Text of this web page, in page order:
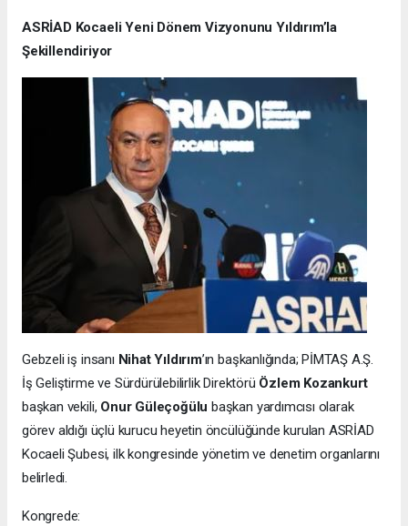
ASRİAD Kocaeli Yeni Dönem Vizyonunu Yıldırım’la
Şekillendiriyor
Gebzeli iş insanı Nihat Yıldırım’ın başkanlığında; PİMTAŞ A.Ş.
İş Geliştirme ve Sürdürülebilirlik Direktörü Özlem Kozankurt
başkan vekili, Onur Güleçoğülu başkan yardımcısı olarak
görev aldığı üçlü kurucu heyetin öncülüğünde kurulan ASRİAD
Kocaeli Şubesi, ilk kongresinde yönetim ve denetim organlarını
belirledi.
Kongrede: